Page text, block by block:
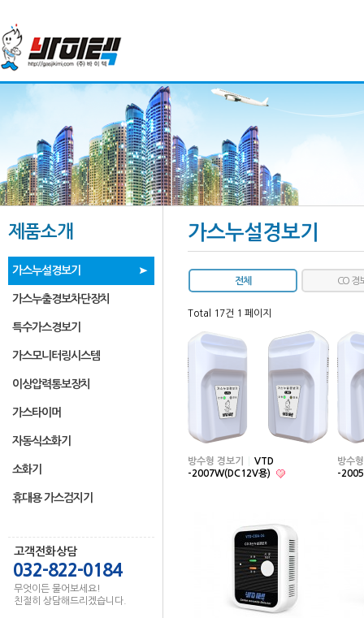
제품소개
가스누설경보기
가스누출경보차단장치
특수가스경보기
가스모니터링시스템
이상압력통보장치
가스타이머
자동식소화기
소화기
휴대용 가스검지기
고객전화상담
032-822-0184
무엇이든 물어보세요!
친절히 상담해드리겠습니다.
가스누설경보기
전체 CO 경
Total 17건 1 페이지
방수형 경보기
VTD
-2007W(DC12V용)
방수
-